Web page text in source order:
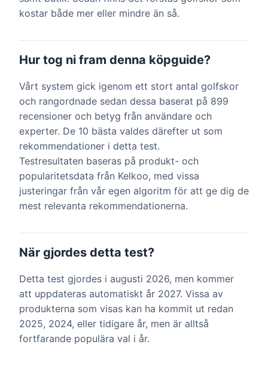
kostar både mer eller mindre än så.
Hur tog ni fram denna köpguide?
Vårt system gick igenom ett stort antal golfskor
och rangordnade sedan dessa baserat på 899
recensioner och betyg från användare och
experter. De 10 bästa valdes därefter ut som
rekommendationer i detta test.
Testresultaten baseras på produkt- och
popularitetsdata från Kelkoo, med vissa
justeringar från vår egen algoritm för att ge dig de
mest relevanta rekommendationerna.
När gjordes detta test?
Detta test gjordes i augusti 2026, men kommer
att uppdateras automatiskt år 2027. Vissa av
produkterna som visas kan ha kommit ut redan
2025, 2024, eller tidigare år, men är alltså
fortfarande populära val i år.